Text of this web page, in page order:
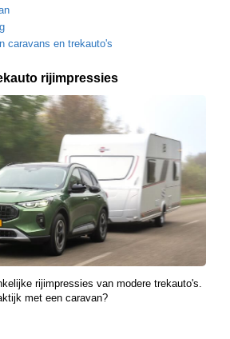
caravans en trekauto's
rijimpressies
rijimpressies van modere trekauto's.
met een caravan?